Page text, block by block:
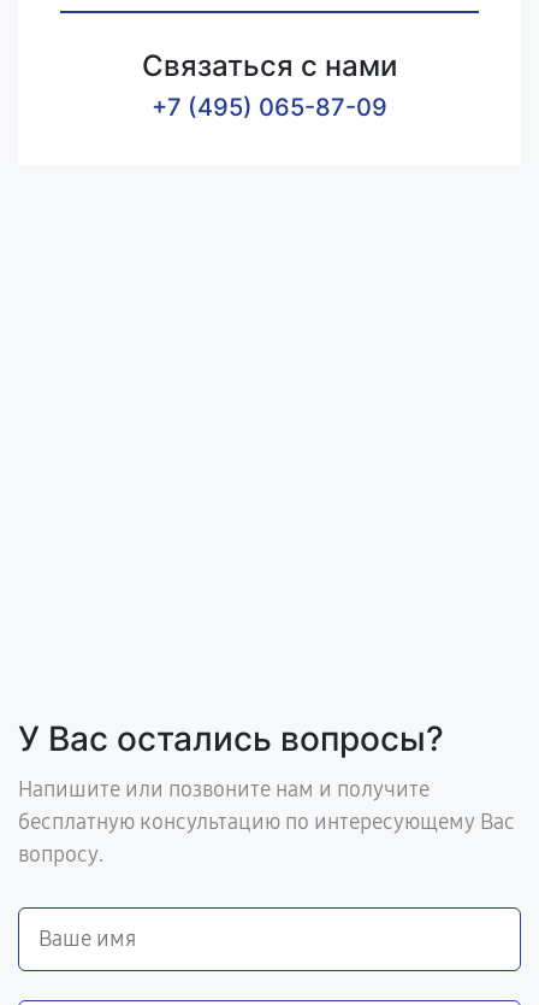
Связаться с нами
+7 (495) 065-87-09
У Вас остались вопросы?
Напишите или позвоните нам и получите
бесплатную консультацию по интересующему Вас
вопросу.